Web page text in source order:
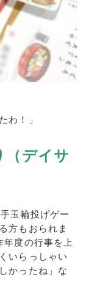
」
デイサ
玉輪投げゲー
方もおられま
年度の行事を上
いらっしゃい
かったね」な